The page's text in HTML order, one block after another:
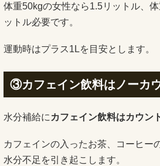
体重50kgの女性なら1.5リットル、
ットル必要です。
運動時はプラス1Lを目安とします。
③カフェイン飲料はノーカ
水分補給に カフェイン飲料はカウン
カフェインの入ったお茶、コーヒー
水分不足を引き起こします。